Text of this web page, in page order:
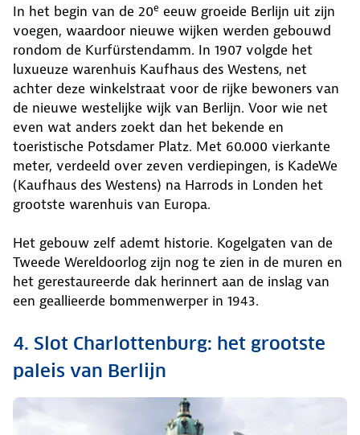
In het begin van de 20e eeuw groeide Berlijn uit zijn
voegen, waardoor nieuwe wijken werden gebouwd
rondom de Kurfürstendamm. In 1907 volgde het
luxueuze warenhuis Kaufhaus des Westens, net
achter deze winkelstraat voor de rijke bewoners van
de nieuwe westelijke wijk van Berlijn. Voor wie net
even wat anders zoekt dan het bekende en
toeristische Potsdamer Platz. Met 60.000 vierkante
meter, verdeeld over zeven verdiepingen, is KadeWe
(Kaufhaus des Westens) na Harrods in Londen het
grootste warenhuis van Europa.
Het gebouw zelf ademt historie. Kogelgaten van de
Tweede Wereldoorlog zijn nog te zien in de muren en
het gerestaureerde dak herinnert aan de inslag van
een geallieerde bommenwerper in 1943.
4. Slot Charlottenburg: het grootste
paleis van Berlijn